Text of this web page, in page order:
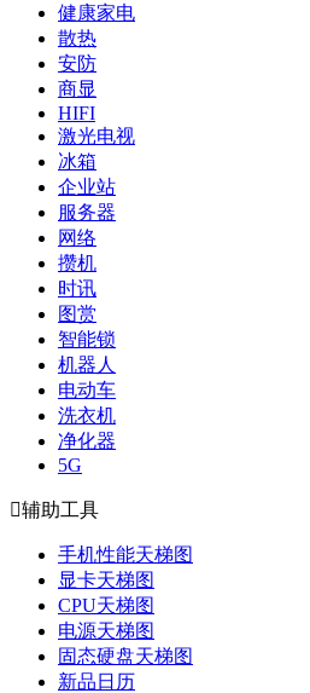
健康家电
散热
安防
商显
HIFI
激光电视
冰箱
企业站
服务器
网络
攒机
时讯
图赏
智能锁
机器人
电动车
洗衣机
净化器
5G
辅助工具
手机性能天梯图
显卡天梯图
CPU天梯图
电源天梯图
固态硬盘天梯图
新品日历